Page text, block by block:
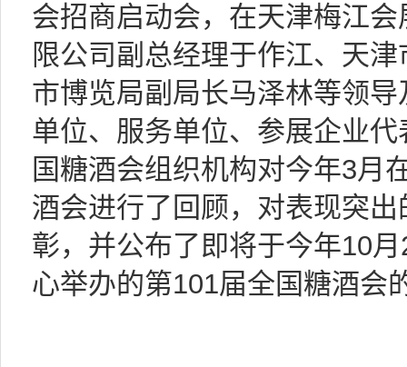
会招商启动会，在天津梅江
限公司副总经理于作江、天
市博览局副局长马泽林等领
单位、服务单位、参展企业
国糖酒会组织机构对今年3月
酒会进行了回顾，对表现突
彰，并公布了即将于今年10
心举办的第101届全国糖酒会